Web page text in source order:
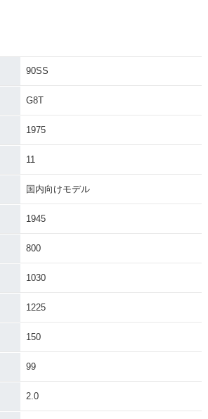
90SS
G8T
1975
11
国内向けモデル
1945
800
1030
1225
150
99
2.0